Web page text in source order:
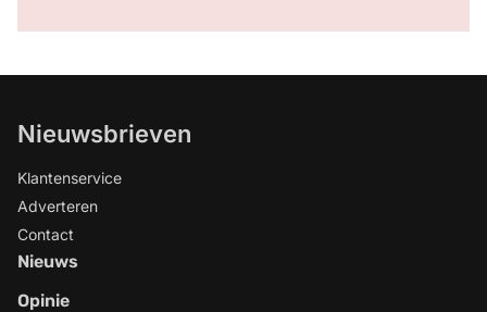
Nieuwsbrieven
Klantenservice
Adverteren
Contact
Nieuws
Opinie